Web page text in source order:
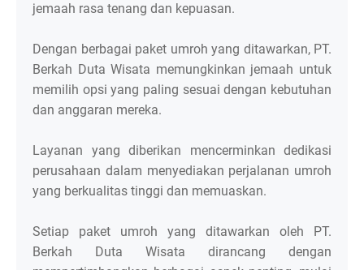
jemaah rasa tenang dan kepuasan.
Dengan berbagai paket umroh yang ditawarkan, PT.
Berkah Duta Wisata memungkinkan jemaah untuk
memilih opsi yang paling sesuai dengan kebutuhan
dan anggaran mereka.
Layanan yang diberikan mencerminkan dedikasi
perusahaan dalam menyediakan perjalanan umroh
yang berkualitas tinggi dan memuaskan.
Setiap paket umroh yang ditawarkan oleh PT.
Berkah Duta Wisata dirancang dengan